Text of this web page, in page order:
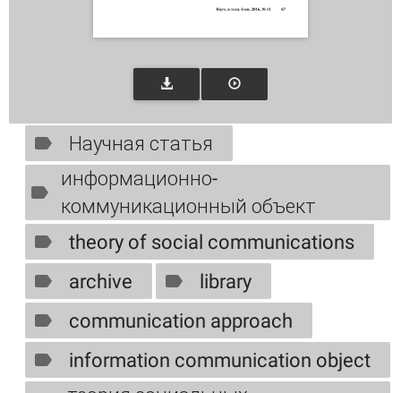
Научная статья
информационно-
коммуникационный объект
theory of social communications
archive
library
communication approach
information communication object